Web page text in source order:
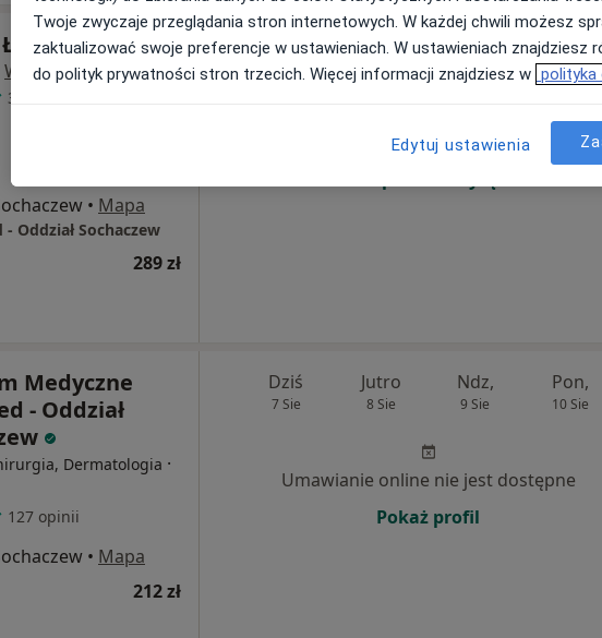
Więcej
3 opinie
• Mapa
Oddział Sochaczew
289 zł
Dziś
7 Sie
Jutro
8 Sie
Ndz,
9 Sie
Pon,
10 Sie
Umawianie online nie jest dostępne
Medyczne
- Oddział
Dermatologia ·
127 opinii
• Mapa
212 zł
Dziś
7 Sie
Jutro
8 Sie
Ndz,
9 Sie
Pon,
10 Sie
Umawianie online nie jest dostępne
Pokaż profil
Twoje zwyczaje przeglądania stron internetowych. W każdej chwili możesz
zaktualizować swoje preferencje w ustawieniach. W ustawieniach znajdziesz
do polityk prywatności stron trzecich. Więcej informacji znajdziesz w polityka
Edytuj ustawienia